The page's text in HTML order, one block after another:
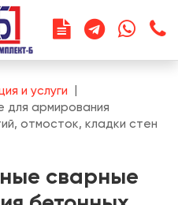
и услуги
для армирования
отмосток, кладки стен
сварные